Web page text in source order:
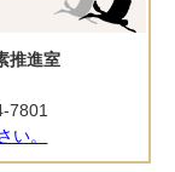
推進室
7801
い。